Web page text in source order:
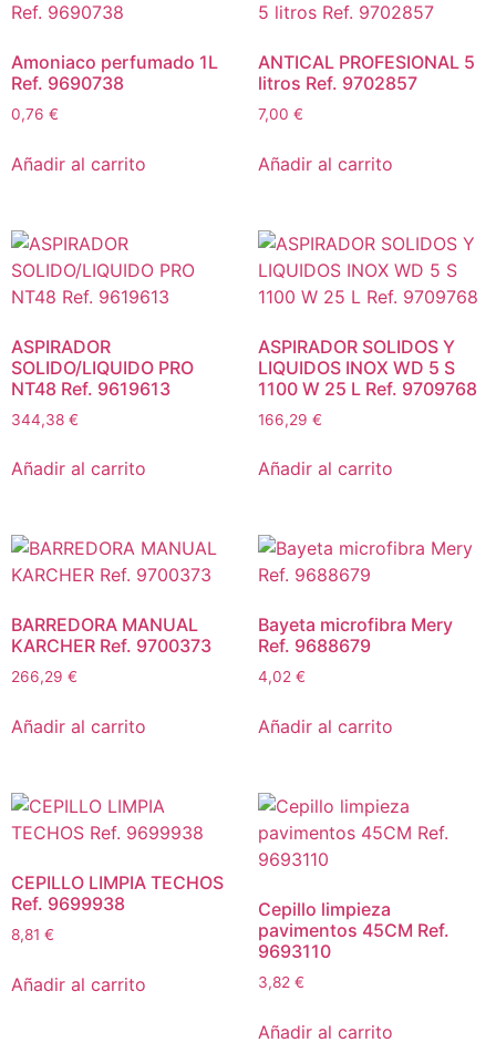
Amoniaco perfumado 1L
Ref. 9690738
0,76 €
Añadir al carrito
ANTICAL PROFESIONAL 5
litros Ref. 9702857
7,00 €
Añadir al carrito
ASPIRADOR
SOLIDO/LIQUIDO PRO
NT48 Ref. 9619613
344,38 €
Añadir al carrito
ASPIRADOR SOLIDOS Y
LIQUIDOS INOX WD 5 S
1100 W 25 L Ref. 9709768
166,29 €
Añadir al carrito
BARREDORA MANUAL
KARCHER Ref. 9700373
266,29 €
Añadir al carrito
Bayeta microfibra Mery
Ref. 9688679
4,02 €
Añadir al carrito
CEPILLO LIMPIA TECHOS
Ref. 9699938
8,81 €
Añadir al carrito
Cepillo limpieza
pavimentos 45CM Ref.
9693110
3,82 €
Añadir al carrito